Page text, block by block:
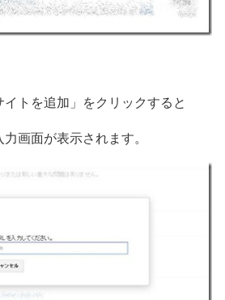
トを追加」をクリックすると
画面が表示されます。